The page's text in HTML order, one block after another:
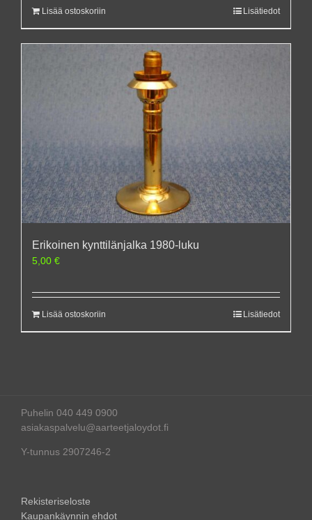
Lisää ostoskoriin Lisätiedot
Erikoinen kynttilänjalka 1980-luku
5,00 €
Lisää ostoskoriin Lisätiedot
Puhelin 040 449 0900
asiakaspalvelu@aarteetjaloydot.fi
Y-tunnus 2907246-2
Rekisteriseloste
Kaupankäynnin ehdot